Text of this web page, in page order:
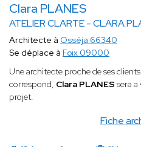
Clara PLANES
ATELIER CLARTE - CLARA
Fiche
Architecte à Osséja 66340
Se déplace à Foix 09000
Une architecte proche de ses
correspond, Clara PLANES sera
projet.